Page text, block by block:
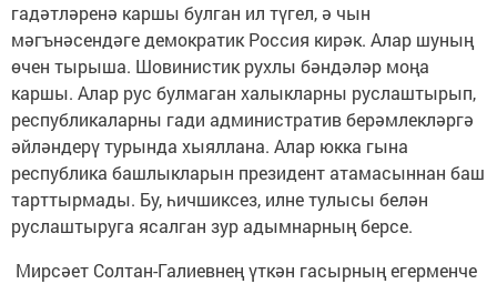
гадәтләренә каршы булган ил түгел, ә чын
мәгънәсендәге демократик Россия кирәк. Алар шуның
өчен тырыша. Шовинис­тик рухлы бәндәләр моңа
каршы. Алар рус булмаган халыкларны руслаштырып,
республикаларны гади административ берәмлекләргә
әйләндерү турында хыяллана. Алар юкка гына
республика башлыкларын президент атамасыннан баш
тарттырмады. Бу, һичшиксез, илне тулысы белән
руслаштыруга ясалган зур адымнарның берсе.
Мирсәет Солтан-Галиевнең үткән гасырның егерменче